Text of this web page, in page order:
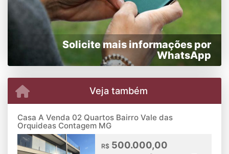
Solicite mais informações por
WhatsApp
Veja também
Casa A Venda 02 Quartos Bairro Vale das
Orquideas Contagem MG
R$ 500.000,00